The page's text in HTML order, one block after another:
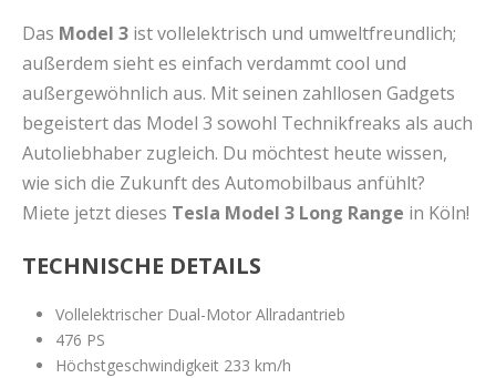
Das Model 3 ist vollelektrisch und umweltfreundlich;
außerdem sieht es einfach verdammt cool und
außergewöhnlich aus. Mit seinen zahllosen Gadgets
begeistert das Model 3 sowohl Technikfreaks als auch
Autoliebhaber zugleich. Du möchtest heute wissen,
wie sich die Zukunft des Automobilbaus anfühlt?
Miete jetzt dieses Tesla Model 3 Long Range in Köln!
TECHNISCHE DETAILS
Vollelektrischer Dual-Motor Allradantrieb
476 PS
Höchstgeschwindigkeit 233 km/h